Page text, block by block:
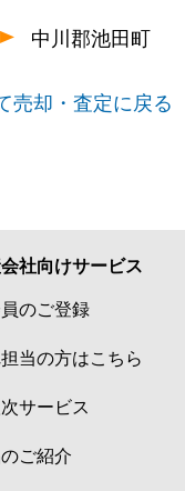
中川郡池田町
売却・査定に戻る
社向けサービス
のご登録
当の方はこちら
サービス
ご紹介